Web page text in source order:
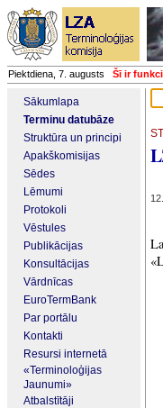
Piektdiena, 7. augusts Šī ir
Sākumlapa
Terminu datubāze
Struktūra un principi
Apakškomisijas
Sēdes
Lēmumi
Protokoli
Vēstules
Publikācijas
Konsultācijas
Vārdnīcas
EuroTermBank
Par portālu
Kontakti
Resursi internetā
«Terminoloģijas
Jaunumi»
Atbalstītāji